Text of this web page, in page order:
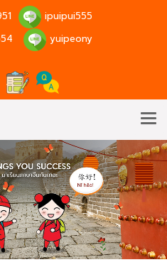
ipuipui555
yuipeony